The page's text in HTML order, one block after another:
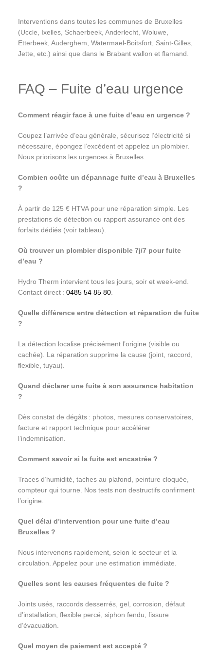
Interventions dans toutes les communes de Bruxelles
(Uccle, Ixelles, Schaerbeek, Anderlecht, Woluwe,
Etterbeek, Auderghem, Watermael-Boitsfort, Saint-Gilles,
Jette, etc.) ainsi que dans le Brabant wallon et flamand.
FAQ – Fuite d’eau urgence
Comment réagir face à une fuite d’eau en urgence ?
Coupez l’arrivée d’eau générale, sécurisez l’électricité si
nécessaire, épongez l’excédent et appelez un plombier.
Nous priorisons les urgences à Bruxelles.
Combien coûte un dépannage fuite d’eau à Bruxelles
?
À partir de 125 € HTVA pour une réparation simple. Les
prestations de détection ou rapport assurance ont des
forfaits dédiés (voir tableau).
Où trouver un plombier disponible 7j/7 pour fuite
d’eau ?
Hydro Therm intervient tous les jours, soir et week-end.
Contact direct :0485 54 85 80.
Quelle différence entre détection et réparation de fuite
?
La détection localise précisément l’origine (visible ou
cachée). La réparation supprime la cause (joint, raccord,
flexible, tuyau).
Quand déclarer une fuite à son assurance habitation
?
Dès constat de dégâts : photos, mesures conservatoires,
facture et rapport technique pour accélérer
l’indemnisation.
Comment savoir si la fuite est encastrée ?
Traces d’humidité, taches au plafond, peinture cloquée,
compteur qui tourne. Nos tests non destructifs confirment
l’origine.
Quel délai d’intervention pour une fuite d’eau
Bruxelles ?
Nous intervenons rapidement, selon le secteur et la
circulation. Appelez pour une estimation immédiate.
Quelles sont les causes fréquentes de fuite ?
Joints usés, raccords desserrés, gel, corrosion, défaut
d’installation, flexible percé, siphon fendu, fissure
d’évacuation.
Quel moyen de paiement est accepté ?